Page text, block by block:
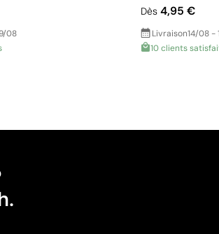
08
Dès4,95 €
Livraison14/08 -
10 clients